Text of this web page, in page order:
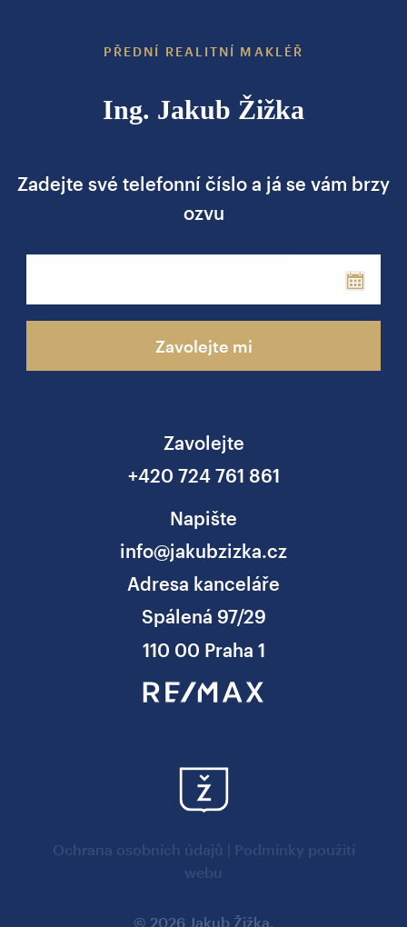
PŘEDNÍ REALITNÍ MAKLÉŘ
Ing. Jakub Žižka
Zadejte své telefonní číslo a já se vám brzy
ozvu
Zavolejte mi
Zavolejte
+420 724 761 861
Napište
info@jakubzizka.cz
Adresa kanceláře
Spálená 97/29
110 00 Praha 1
Ochrana osobních údajů
Podmínky použití
webu
© 2026 Jakub Žižka.